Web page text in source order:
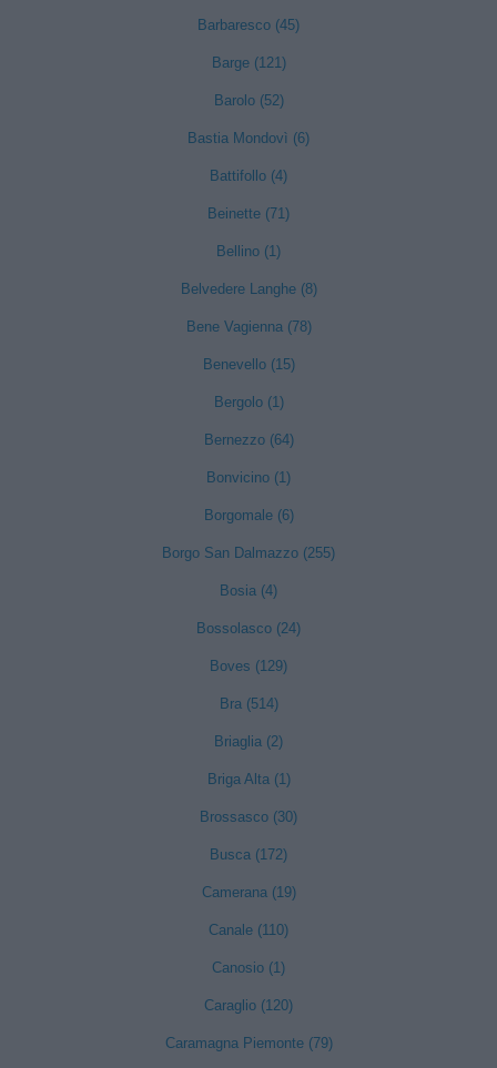
Barbaresco (45)
Barge (121)
Barolo (52)
Bastia Mondovì (6)
Battifollo (4)
Beinette (71)
Bellino (1)
Belvedere Langhe (8)
Bene Vagienna (78)
Benevello (15)
Bergolo (1)
Bernezzo (64)
Bonvicino (1)
Borgomale (6)
Borgo San Dalmazzo (255)
Bosia (4)
Bossolasco (24)
Boves (129)
Bra (514)
Briaglia (2)
Briga Alta (1)
Brossasco (30)
Busca (172)
Camerana (19)
Canale (110)
Canosio (1)
Caraglio (120)
Caramagna Piemonte (79)